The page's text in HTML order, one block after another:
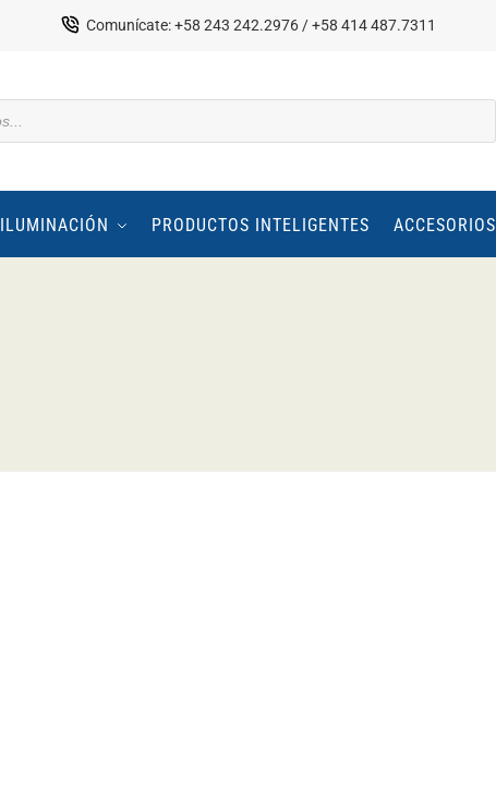
Comunícate: +58 243 242.2976 / +58 414 487.7311
ILUMINACIÓN PRODUCTOS INTELIGENTES ACCESORIOS